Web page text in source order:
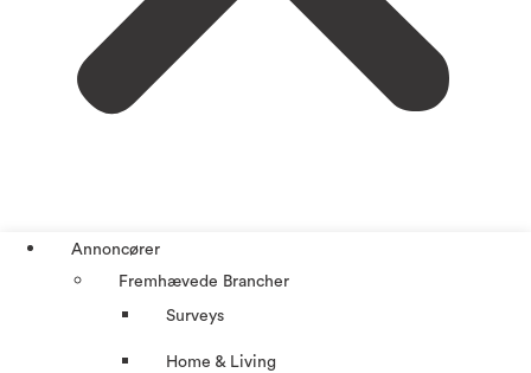
Annoncører
Fremhævede Brancher
Surveys
Home & Living